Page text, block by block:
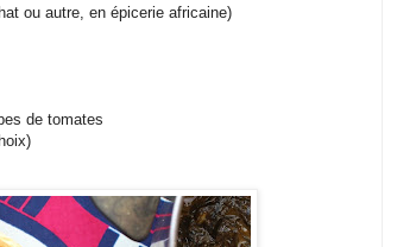
ou autre, en épicerie africaine)
de tomates